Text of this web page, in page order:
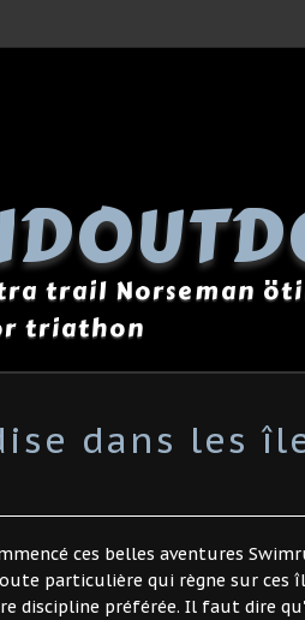
trail Norseman
triathon
dans les
ces belles aventures
particulière qui règne sur ces
discipline préférée. Il faut dire